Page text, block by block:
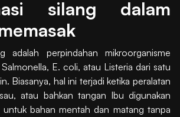
silang dalam
adalah perpindahan mikroorganisme
E. coli, atau Listeria dari satu
Biasanya, hal ini terjadi ketika peralatan
atau bahkan tangan Ibu digunakan
untuk bahan mentah dan matang tanpa